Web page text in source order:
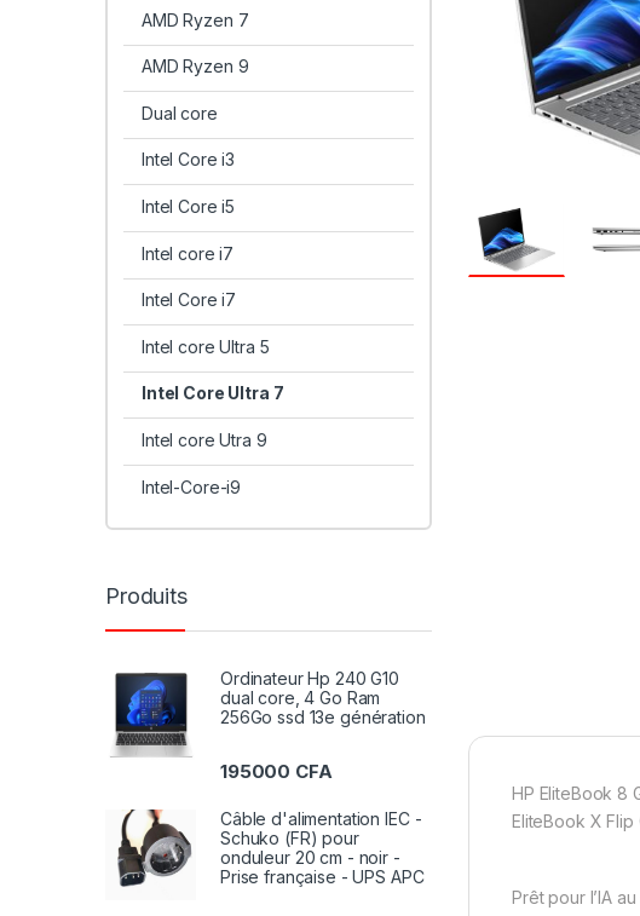
HP EliteBook 8
EliteBook X Flip
Prêt pour l’IA
AMD Ryzen 7
AMD Ryzen 9
Dual core
Intel Core i3
Intel Core i5
Intel core i7
Intel Core i7
Intel core Ultra 5
Intel Core Ultra 7
Intel core Utra 9
Intel-Core-i9
Produits
Ordinateur Hp 240 G10
dual core, 4 Go Ram
256Go ssd 13e génération
195000 CFA
Câble d'alimentation IEC -
Schuko (FR) pour
onduleur 20 cm - noir -
Prise française - UPS APC